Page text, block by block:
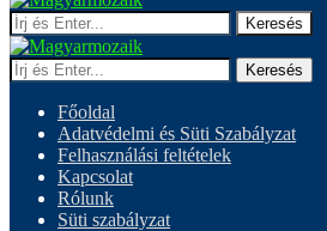
Keresés
Keresés
Főoldal
Adatvédelmi és Süti Szabályzat
Felhasználási feltételek
Kapcsolat
Rólunk
Süti szabályzat